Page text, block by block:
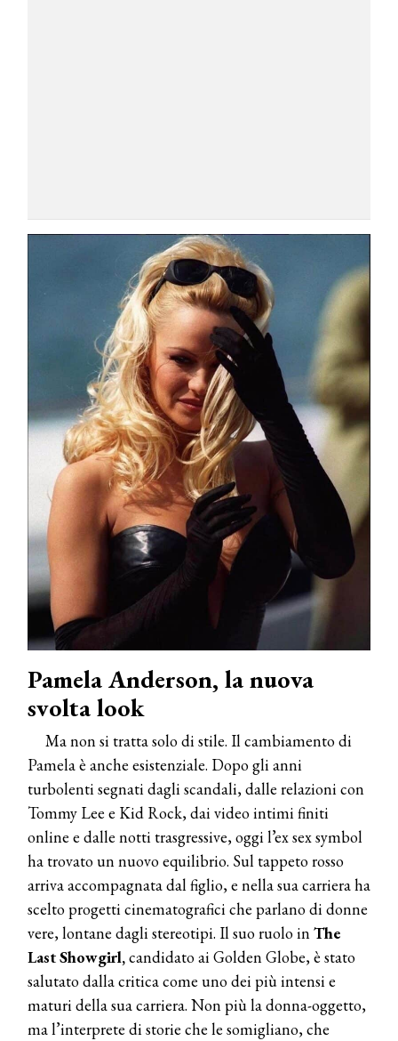
Pamela Anderson, la nuova
svolta look
Ma non si tratta solo di stile. Il cambiamento di
Pamela è anche esistenziale. Dopo gli anni
turbolenti segnati dagli scandali, dalle relazioni con
Tommy Lee e Kid Rock, dai video intimi finiti
online e dalle notti trasgressive, oggi l’ex sex symbol
ha trovato un nuovo equilibrio. Sul tappeto rosso
arriva accompagnata dal figlio, e nella sua carriera ha
scelto progetti cinematografici che parlano di donne
vere, lontane dagli stereotipi. Il suo ruolo inThe
Last Showgirl,candidato ai Golden Globe, è stato
salutato dalla critica come uno dei più intensi e
maturi della sua carriera. Non più la donna-oggetto,
ma l’interprete di storie che le somigliano, che